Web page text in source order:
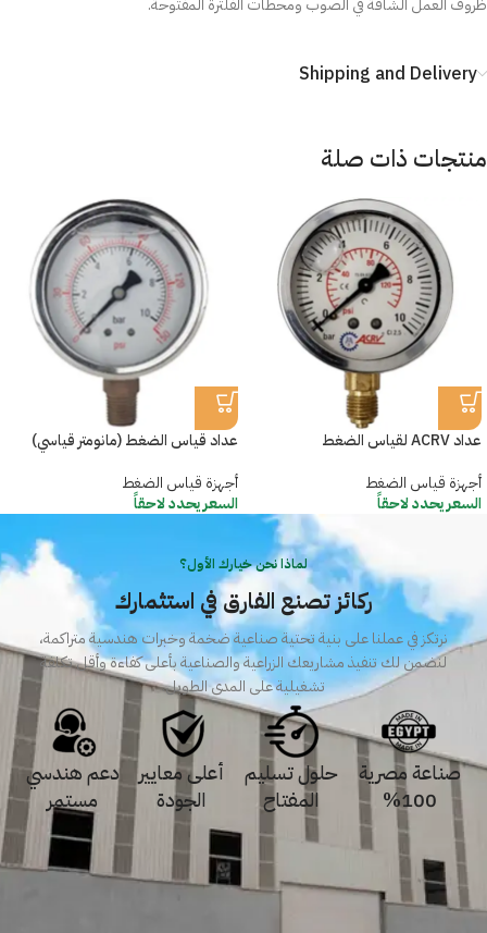
ظروف العمل الشاقة في الصوب ومحطات الفلترة المفتوحة.
Shipping and Delivery
منتجات ذات صلة
عداد ACRV لقياس الضغط
أجهزة قياس الضغط
السعر يحدد لاحقاً
عداد قياس الضغط (مانومتر قياسي)
أجهزة قياس الضغط
السعر يحدد لاحقاً
لماذا نحن خيارك الأول؟
ركائز تصنع الفارق في استثمارك
نرتكز في عملنا على بنية تحتية صناعية ضخمة وخبرات هندسية متراكمة،
لنضمن لك تنفيذ مشاريعك الزراعية والصناعية بأعلى كفاءة وأقل تكلفة
تشغيلية على المدى الطويل.
صناعة مصرية
100%
حلول تسليم
المفتاح
أعلى معايير
الجودة
دعم هندسي
مستمر